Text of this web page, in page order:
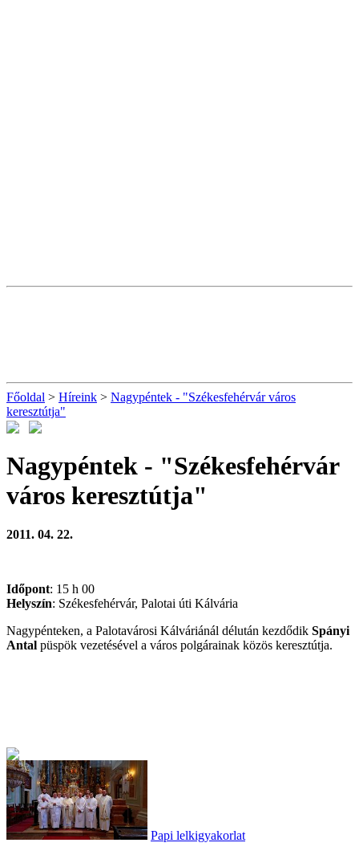
Főoldal > Híreink > Nagypéntek - "Székesfehérvár város
keresztútja"
Nagypéntek - "Székesfehérvár
város keresztútja"
2011. 04. 22.
Időpont: 15 h 00
Helyszín: Székesfehérvár, Palotai úti Kálvária
Nagypénteken, a Palotavárosi Kálváriánál délután kezdődik Spányi
Antal püspök vezetésével a város polgárainak közös keresztútja.
Papi lelkigyakorlat